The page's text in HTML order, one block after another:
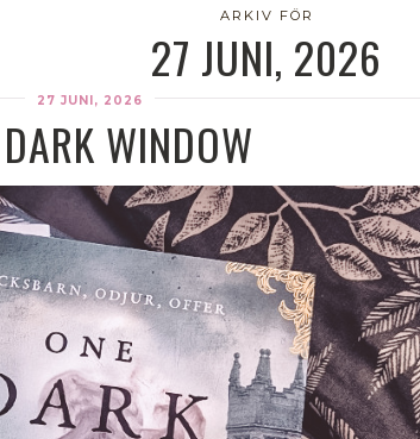
ARKIV FÖR
27 JUNI, 2026
27 JUNI, 2026
WINDOW